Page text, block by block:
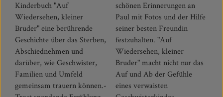
Kinderbuch "Auf
Wiedersehen, kleiner
Bruder" eine berührende
Geschichte über das Sterben,
Abschiednehmen und
darüber, wie Geschwister,
Familien und Umfeld
gemeinsam trauern können.-
schönen Erinnerungen an
Paul mit Fotos und der Hilfe
seiner besten Freundin
festzuhalten. "Auf
Wiedersehen, kleiner
Bruder" macht nicht nur das
Auf und Ab der Gefühle
eines verwaisten